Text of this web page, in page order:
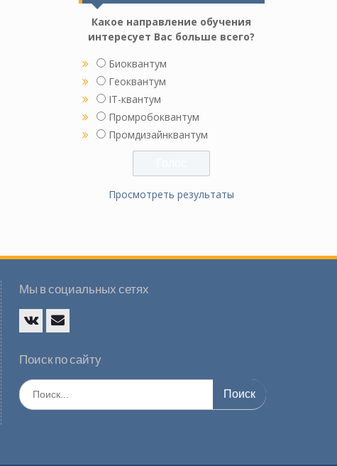
Какое направление обучения
интересует Вас больше всего?
Биоквантум
Геоквантум
IT-квантум
Промробоквантум
Промдизайнквантум
Просмотреть результаты
Мы в социальных сетях
mail
Поиск по сайту
Искать: